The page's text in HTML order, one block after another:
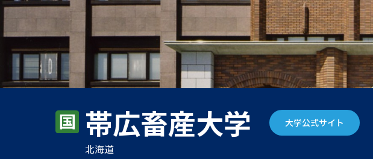
帯広畜産大学 大学公式サイト
北海道